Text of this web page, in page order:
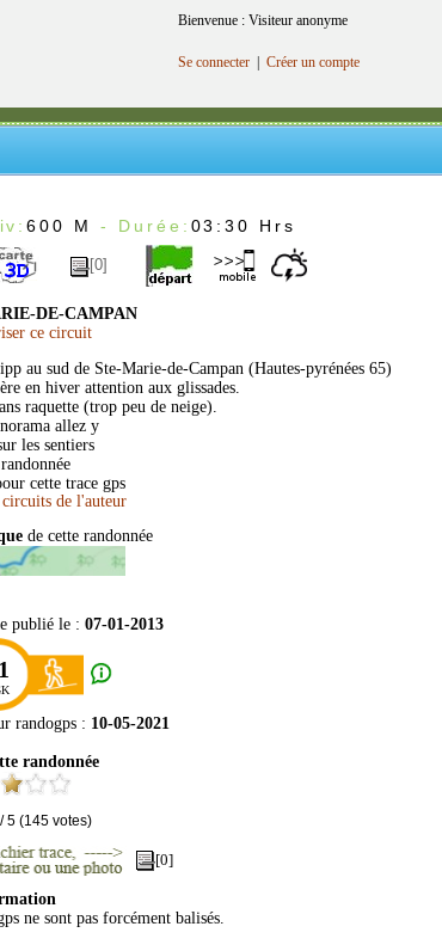
Bienvenue : Visiteur anonyme
Se connecter Créer un compte
600 M - Durée: 03:30 Hrs
[0]
DE-CAMPAN
ce circuit
au sud de Ste-Marie-de-Campan (Hautes-pyrénées 65)
en hiver attention aux glissades.
raquette (trop peu de neige).
allez y
les sentiers
cette trace gps
de cette randonnée
publié le : 07-01-2013
randogps : 10-05-2021
randonnée
5(145votes)
[0]
ne sont pas forcément balisés.